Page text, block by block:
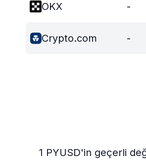
OKX -
Crypto.com -
1 PYUSD'in geçerli